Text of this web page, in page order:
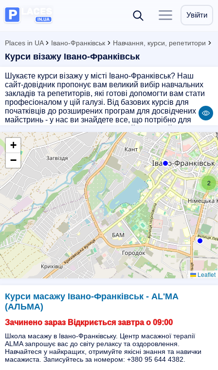
Увійти
Places in UA Івано-Франківськ Навчання, курси, репетитори
Курси візажу Івано-Франківськ
Шукаєте курси візажу у місті Івано-Франківськ? Наш
сайт-довідник пропонує вам великий вибір навчальних
закладів та репетиторів, які готові допомогти вам стати
професіоналом у цій галузі. Від базових курсів для
початківців до розширених програм для досвідчених
майстринь - у нас ви знайдете все, що потрібно для
варіант навчання і почніть шлях до успіху в індустрії
краси вже сьогодні!
2
+
−
Leaflet
Курси масажу Івано-Франківськ - AL'MA
(АЛЬМА)
Зачинено зараз Відкриється завтра о 09:00
Школа масажу в Івано-Франківську. Центр масажної терапії
ALMA запрошує вас до світу релаксу та оздоровлення.
Навчайтеся у найкращих, отримуйте якісні знання та навички
масажиста. Записуйтесь за номером: +380 95 644 4382.